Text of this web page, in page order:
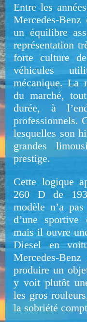
Entre les
Mercedes-
un équilibre
représentation
forte culture
véhicules
mécanique. La
du marché,
durée, à
professionnels.
lesquelles son
grandes
prestige.
Cette logique
260 D de
modèle n’a
d’une sportive
mais il ouvre
Diesel en
Mercedes-
produire un
y voit plutôt
les gros
la sobriété